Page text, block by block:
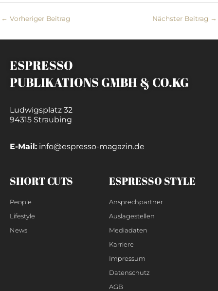
← Vorheriger Beitrag Nächster Beitrag →
ESPRESSO
PUBLIKATIONS GMBH & CO.KG
Ludwigsplatz 32
94315 Straubing
E-Mail: info@espresso-magazin.de
SHORT CUTS
People
Lifestyle
News
ESPRESSO STYLE
Ansprechpartner
Auslagestellen
Mediadaten
Karriere
Impressum
Datenschutz
AGB